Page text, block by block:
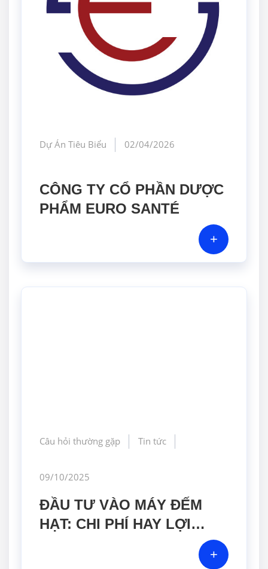
Dự Án Tiêu Biểu 02/04/2026
CÔNG TY CỔ PHẦN DƯỢC
PHẨM EURO SANTÉ
+
Câu hỏi thường gặp Tin tức
09/10/2025
ĐẦU TƯ VÀO MÁY ĐẾM
HẠT: CHI PHÍ HAY LỢI
+